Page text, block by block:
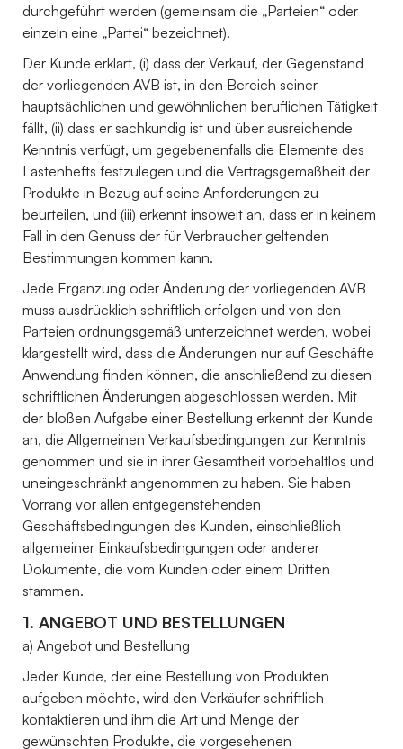
durchgeführt werden (gemeinsam die „Parteien“ oder
einzeln eine „Partei“ bezeichnet).
Der Kunde erklärt, (i) dass der Verkauf, der Gegenstand
der vorliegenden AVB ist, in den Bereich seiner
hauptsächlichen und gewöhnlichen beruflichen Tätigkeit
fällt, (ii) dass er sachkundig ist und über ausreichende
Kenntnis verfügt, um gegebenenfalls die Elemente des
Lastenhefts festzulegen und die Vertragsgemäßheit der
Produkte in Bezug auf seine Anforderungen zu
beurteilen, und (iii) erkennt insoweit an, dass er in keinem
Fall in den Genuss der für Verbraucher geltenden
Bestimmungen kommen kann.
Jede Ergänzung oder Änderung der vorliegenden AVB
muss ausdrücklich schriftlich erfolgen und von den
Parteien ordnungsgemäß unterzeichnet werden, wobei
klargestellt wird, dass die Änderungen nur auf Geschäfte
Anwendung finden können, die anschließend zu diesen
schriftlichen Änderungen abgeschlossen werden. Mit
der bloßen Aufgabe einer Bestellung erkennt der Kunde
an, die Allgemeinen Verkaufsbedingungen zur Kenntnis
genommen und sie in ihrer Gesamtheit vorbehaltlos und
uneingeschränkt angenommen zu haben. Sie haben
Vorrang vor allen entgegenstehenden
Geschäftsbedingungen des Kunden, einschließlich
allgemeiner Einkaufsbedingungen oder anderer
Dokumente, die vom Kunden oder einem Dritten
stammen.
1. ANGEBOT UND BESTELLUNGEN
a) Angebot und Bestellung
Jeder Kunde, der eine Bestellung von Produkten
aufgeben möchte, wird den Verkäufer schriftlich
kontaktieren und ihm die Art und Menge der
gewünschten Produkte, die vorgesehenen